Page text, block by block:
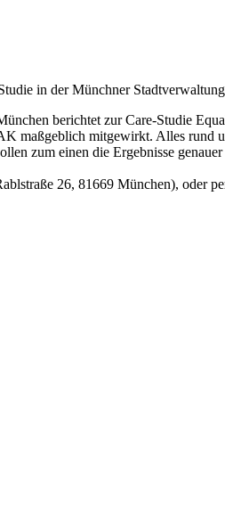
in der Münchner
berichtet zur Care-Studie
maßgeblich mitgewirkt. Alles rund
zum einen die Ergebnisse
26, 81669 München), oder